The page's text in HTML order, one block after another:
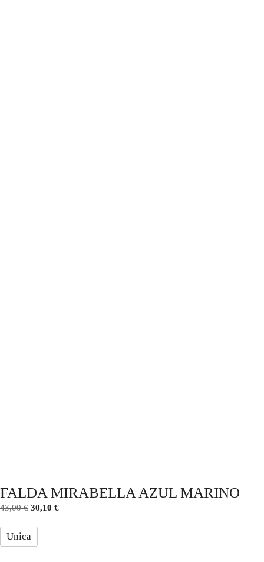
FALDA MIRABELLA AZUL MARINO
43,00€ 30,10 €
Unica